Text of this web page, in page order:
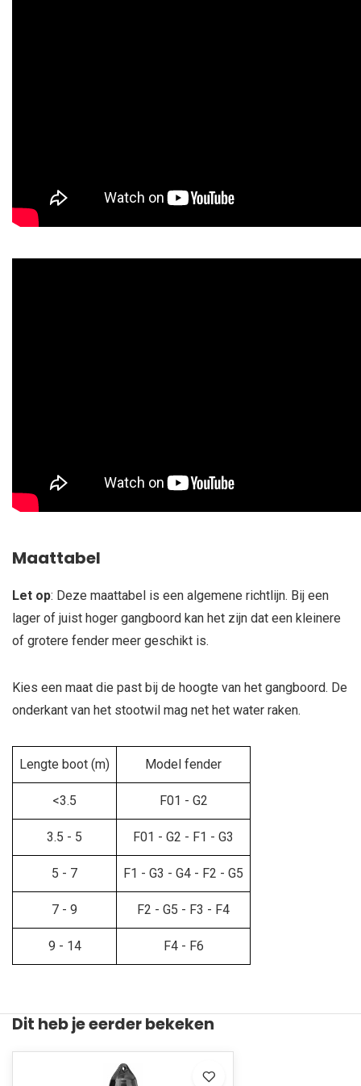
Maattabel
Let op: Deze maattabel is een algemene richtlijn. Bij een
lager of juist hoger gangboord kan het zijn dat een kleinere
of grotere fender meer geschikt is.
Kies een maat die past bij de hoogte van het gangboord. De
onderkant van het stootwil mag net het water raken.
Lengte boot (m) Model fender
<3.5 F01 - G2
3.5 - 5 F01 - G2 - F1 - G3
5 - 7 F1 - G3 - G4 - F2 - G5
7 - 9 F2 - G5 - F3 - F4
9 - 14 F4 - F6
Dit heb je eerder bekeken